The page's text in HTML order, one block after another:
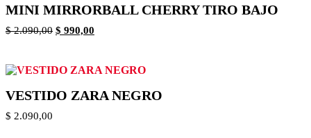
MINI MIRRORBALL CHERRY TIRO BAJO
$2.090,00 $ 990,00
VESTIDO ZARA NEGRO
$ 2.090,00